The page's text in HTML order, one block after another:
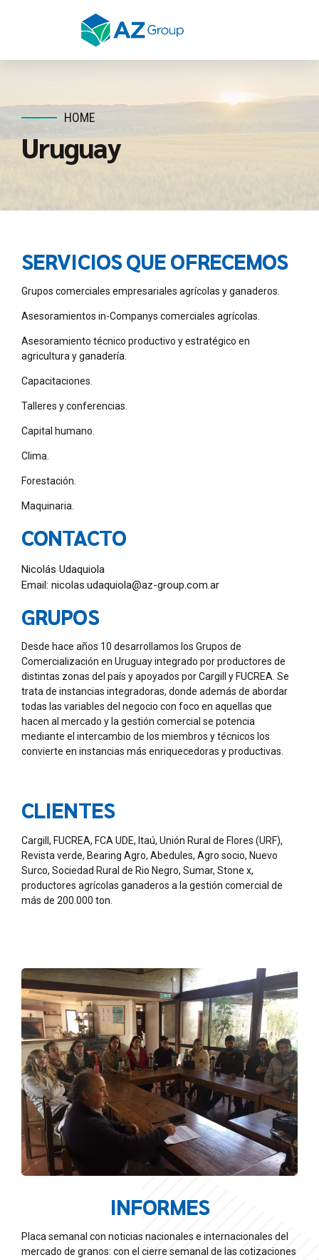
HOME
Uruguay
SERVICIOS QUE OFRECEMOS
Grupos comerciales empresariales agrícolas y ganaderos.
Asesoramientos in-Companys comerciales agrícolas.
Asesoramiento técnico productivo y estratégico en
agricultura y ganadería.
Capacitaciones.
Talleres y conferencias.
Capital humano.
Clima.
Forestación.
Maquinaria.
CONTACTO
Nicolás Udaquiola
Email: nicolas.udaquiola@az-group.com.ar
GRUPOS
Desde hace años 10 desarrollamos los Grupos de
Comercialización en Uruguay integrado por productores de
distintas zonas del país y apoyados por Cargill y FUCREA. Se
trata de instancias integradoras, donde además de abordar
todas las variables del negocio con foco en aquellas que
hacen al mercado y la gestión comercial se potencia
mediante el intercambio de los miembros y técnicos los
convierte en instancias más enriquecedoras y productivas.
CLIENTES
Cargill, FUCREA, FCA UDE, Itaú, Unión Rural de Flores (URF),
Revista verde, Bearing Agro, Abedules, Agro socio, Nuevo
Surco, Sociedad Rural de Rio Negro, Sumar, Stone x,
productores agrícolas ganaderos a la gestión comercial de
más de 200.000 ton.
INFORMES
Placa semanal con noticias nacionales e internacionales del
mercado de granos: con el cierre semanal de las cotizaciones